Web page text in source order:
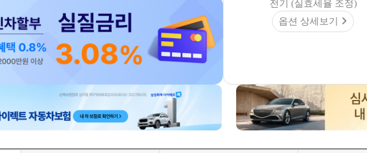
전기 (실효세율 조정)
옵션 상세보기